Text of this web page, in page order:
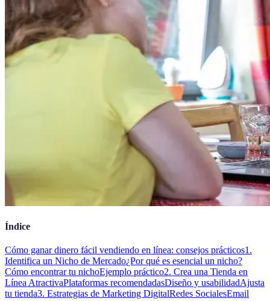
Índice
Cómo ganar dinero fácil vendiendo en línea: consejos prácticos1.
Identifica un Nicho de Mercado¿Por qué es esencial un nicho?
Cómo encontrar tu nichoEjemplo práctico2. Crea una Tienda en
Línea AtractivaPlataformas recomendadasDiseño y usabilidadAjusta
tu tienda3. Estrategias de Marketing DigitalRedes SocialesEmail